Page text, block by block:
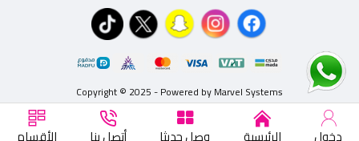
Copyright © 2025 - Powered by Marvel Systems